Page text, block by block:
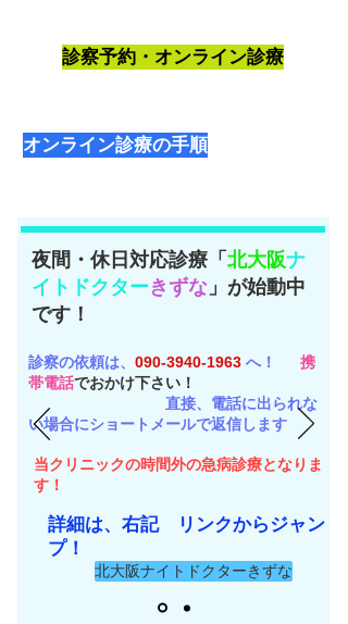
診察予約・オンライン診療
オンライン診療の手順
​夜間・休日対応診療「 北大阪ナ
イトドクターきずな 」が始動中
です！
診察の依頼は、​ 090-3940-1963 へ！ 携
帯電話でおかけ下さい！
直接、電話に出られな
い場合にショートメールで返信します
当クリニックの時間外​の急病診療となりま
す！
​詳細は、右記 リンクからジャン
プ！
北大阪ナイトドクターきずな